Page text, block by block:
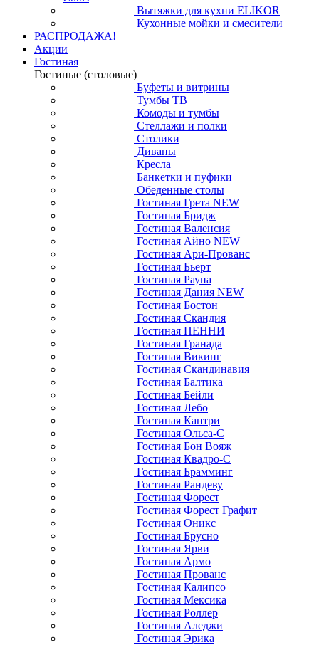
Вытяжки для кухни ELIKOR
Кухонные мойки и смесители
РАСПРОДАЖА!
Акции
Гостиная
Гостиные (столовые)
Буфеты и витрины
Тумбы ТВ
Комоды и тумбы
Стеллажи и полки
Столики
Диваны
Кресла
Банкетки и пуфики
Обеденные столы
Гостиная Грета NEW
Гостиная Бридж
Гостиная Валенсия
Гостиная Айно NEW
Гостиная Ари-Прованс
Гостиная Бьерт
Гостиная Рауна
Гостиная Дания NEW
Гостиная Бостон
Гостиная Скандия
Гостиная ПЕННИ
Гостиная Гранада
Гостиная Викинг
Гостиная Скандинавия
Гостиная Балтика
Гостиная Бейли
Гостиная Лебо
Гостиная Кантри
Гостиная Ольса-С
Гостиная Бон Вояж
Гостиная Квадро-С
Гостиная Брамминг
Гостиная Рандеву
Гостиная Форест
Гостиная Форест Графит
Гостиная Оникс
Гостиная Брусно
Гостиная Ярви
Гостиная Армо
Гостиная Прованс
Гостиная Калипсо
Гостиная Мексика
Гостиная Роллер
Гостиная Аледжи
Гостиная Эрика